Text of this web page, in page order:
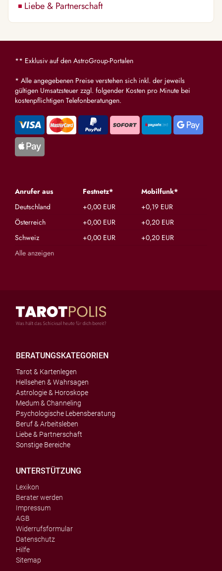
Liebe & Partnerschaft
** Exklusiv auf den AstroGroup-Portalen
* Alle angegebenen Preise verstehen sich inkl. der jeweils
gültigen Umsatzsteuer zzgl. folgender Kosten pro Minute bei
kostenpflichtigen Telefonberatungen.
Anrufer aus Festnetz*
Mobilfunk*
Deutschland
+0,00 EUR
+0,19 EUR
Österreich
+0,00 EUR
+0,20 EUR
Schweiz
+0,00 EUR
+0,20 EUR
Alle anzeigen
BERATUNGSKATEGORIEN
Tarot & Kartenlegen
Hellsehen & Wahrsagen
Astrologie & Horoskope
Medum & Channeling
Psychologische Lebensberatung
Beruf & Arbeitsleben
Liebe & Partnerschaft
Sonstige Bereiche
UNTERSTÜTZUNG
Lexikon
Berater werden
Impressum
AGB
Widerrufsformular
Datenschutz
Hilfe
Sitemap